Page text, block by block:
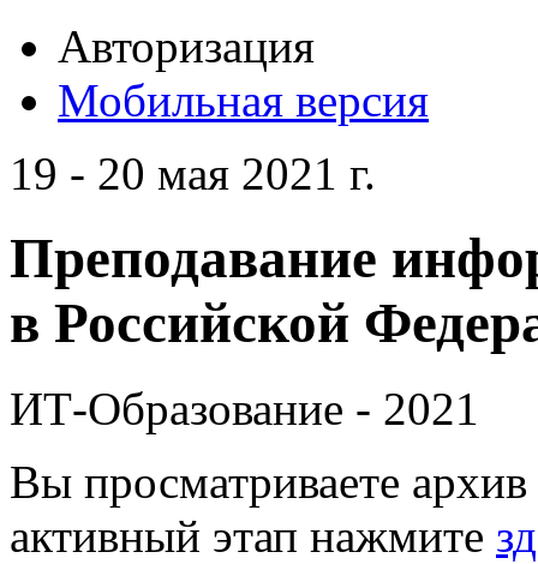
Авторизация
Мобильная версия
19 - 20 мая 2021 г.
Преподавание
в Российской
ИТ-Образование - 2021
Вы просматриваете
активный этап нажмите